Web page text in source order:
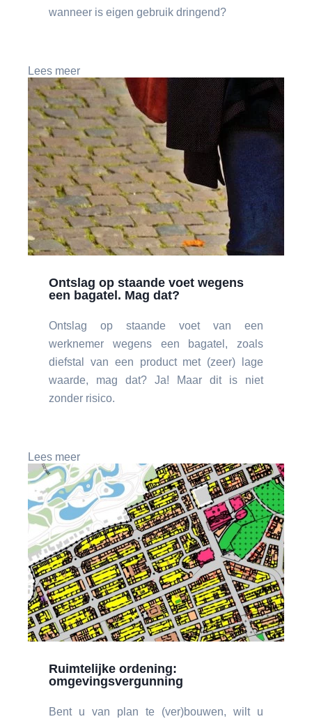
wanneer is eigen gebruik dringend?
Lees meer
Ontslag op staande voet wegens
een bagatel. Mag dat?
Ontslag op staande voet van een
werknemer wegens een bagatel, zoals
diefstal van een product met (zeer) lage
waarde, mag dat? Ja! Maar dit is niet
zonder risico.
Lees meer
Ruimtelijke ordening:
omgevingsvergunning
Bent u van plan te (ver)bouwen, wilt u